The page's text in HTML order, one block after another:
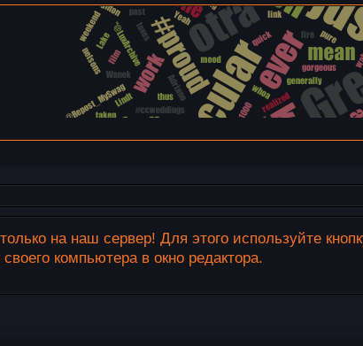
на наш сервер! Для этого используйте
компьютера в окно редактора.